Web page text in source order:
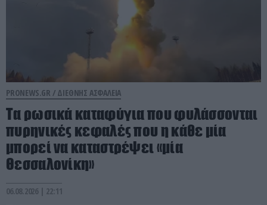
PRONEWS.GR / ΔΙΕΘΝΗΣ ΑΣΦΑΛΕΙΑ
Τα ρωσικά καταφύγια που φυλάσσονται
πυρηνικές κεφαλές που η κάθε μία
μπορεί να καταστρέψει «μία
Θεσσαλονίκη»
06.08.2026 | 22:11